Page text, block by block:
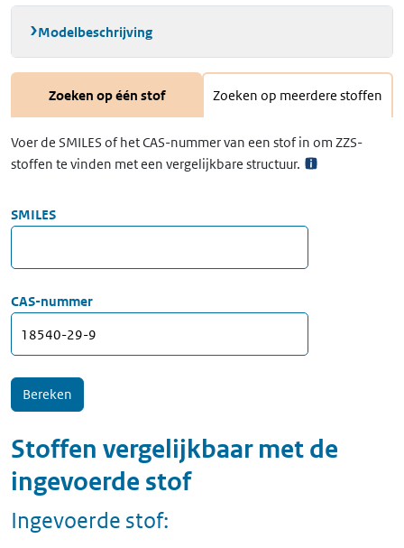
Modelbeschrijving
Zoeken op één stof Zoeken op meerdere stoffen
Voer de SMILES of het CAS-nummer van een stof in om ZZS-
stoffen te vinden met een vergelijkbare structuur.
SMILES
CAS-nummer
Stoffen vergelijkbaar met de
ingevoerde stof
Ingevoerde stof: